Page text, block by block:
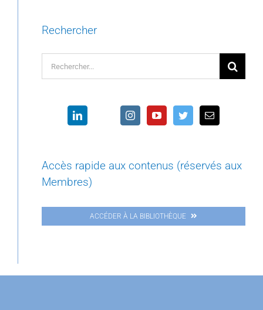
Rechercher
Rechercher:
Accès rapide aux contenus (réservés aux
Membres)
ACCÉDER À LA BIBLIOTHÈQUE